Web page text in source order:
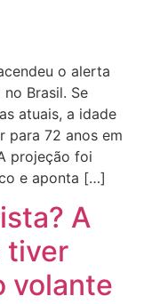
o alerta
Brasil. Se
atuais, a idade
para 72 anos em
projeção foi
e aponta […]
A
tiver
volante